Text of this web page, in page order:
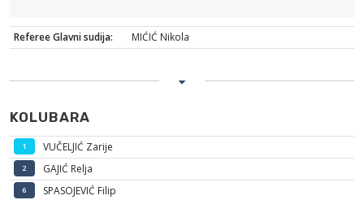
Referee Glavni sudija: MIĆIĆ Nikola
KOLUBARA
1 VUČELJIĆ Zarije
2 GAJIĆ Relja
6 SPASOJEVIĆ Filip